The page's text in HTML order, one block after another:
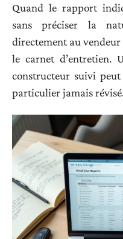
Quand le rapport
sans préciser la
directement au vendeur
le carnet d’entretien.
constructeur suivi
particulier jamais